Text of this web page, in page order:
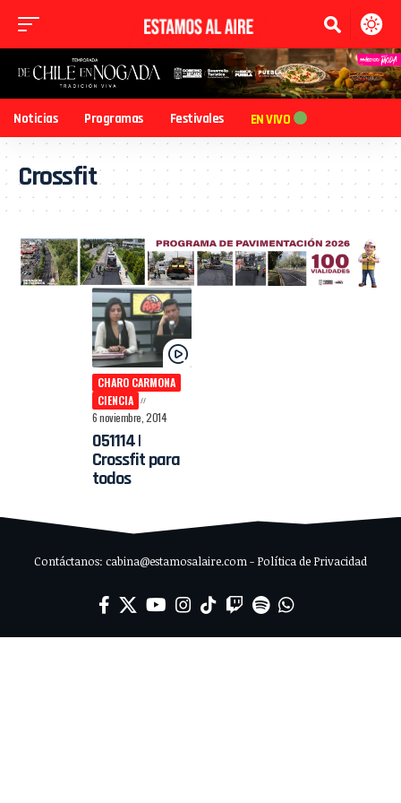
Noticias Programas Festivales EN VIVO
Crossfit
CHARO CARMONA
CIENCIA
6 noviembre, 2014
051114 |
Crossfit para
todos
Contáctanos: cabina@estamosalaire.com - Política de Privacidad